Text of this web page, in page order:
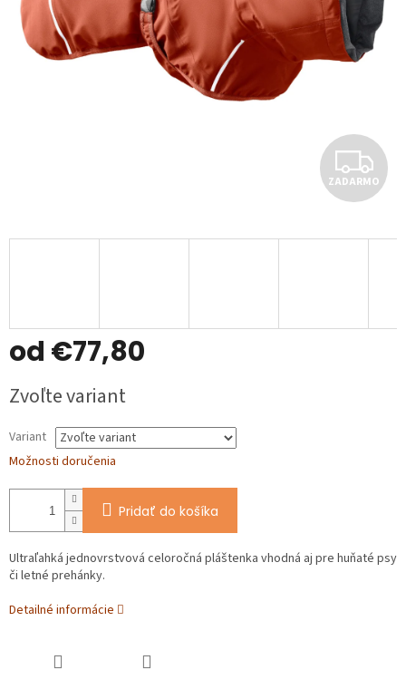
Z
A
D
ZADARMO
od €77,80
cena:
Zvoľte variant
Variant
Možnosti doručenia
Pridať do košíka
Ultraľahká jednovrstvová celoročná pláštenka vhodná aj pre huňaté psy
či letné prehánky.
Detailné informácie